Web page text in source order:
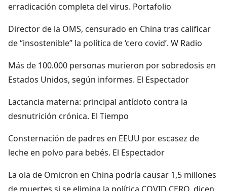
erradicación completa del virus. Portafolio
Director de la OMS, censurado en China tras calificar
de “insostenible” la política de ‘cero covid’. W Radio
Más de 100.000 personas murieron por sobredosis en
Estados Unidos, según informes. El Espectador
Lactancia materna: principal antídoto contra la
desnutrición crónica. El Tiempo
Consternación de padres en EEUU por escasez de
leche en polvo para bebés. El Espectador
La ola de Omicron en China podría causar 1,5 millones